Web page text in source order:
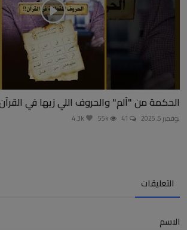
الحكمة من "آلم" والحروف اللي زيها في
نوفمبر 5, 2025
التعليقات
الاسم